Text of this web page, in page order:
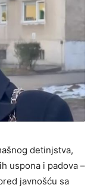
detinjstva,
uspona i padova –
javnošću sa